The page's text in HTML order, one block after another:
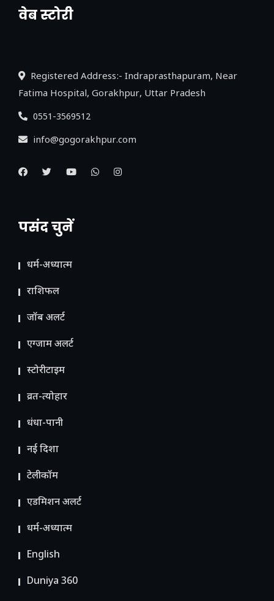
वेब स्टोरी
नया एक्सप्रेसवे: पूर्वांचल का लक, डेवलपमेंट का
Registered Address:- Indraprasthapuram, Near
Fatima Hospital, Gorakhpur, Uttar Pradesh
0551-3569512
info@gogorakhpur.com
पसंद चुनें
धर्म-अध्यात्म
राशिफल
जॉब अलर्ट
एग्जाम अलर्ट
स्टोरीटाइम
व्रत-त्योहार
धंधा-पानी
नई दिशा
टेलीकॉम
ए​डमिशन अलर्ट
धर्म-अध्यात्म
English
Duniya 360